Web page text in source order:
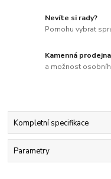
Nevíte si rady?
Pomohu vybrat
Kamenná prodejna
a možnost
Kompletní specifikace
Parametry